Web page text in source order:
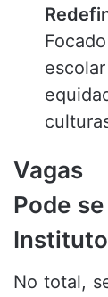
Vagas
Pode
No total,